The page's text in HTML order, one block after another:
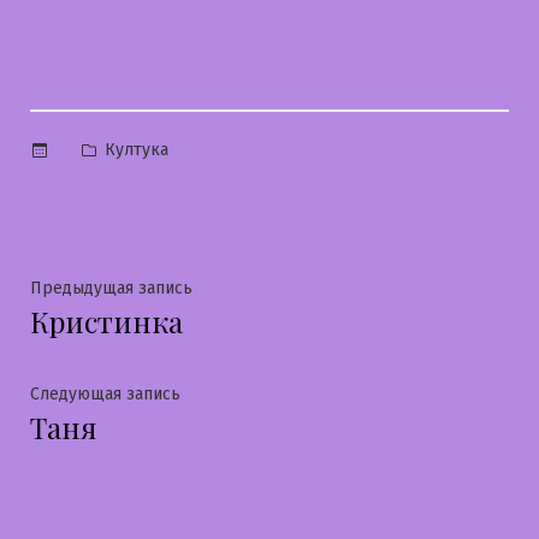
Опубликовано
Култука
Навигация
по
записям
Предыдущая запись
Кристинка
Следующая запись
Таня